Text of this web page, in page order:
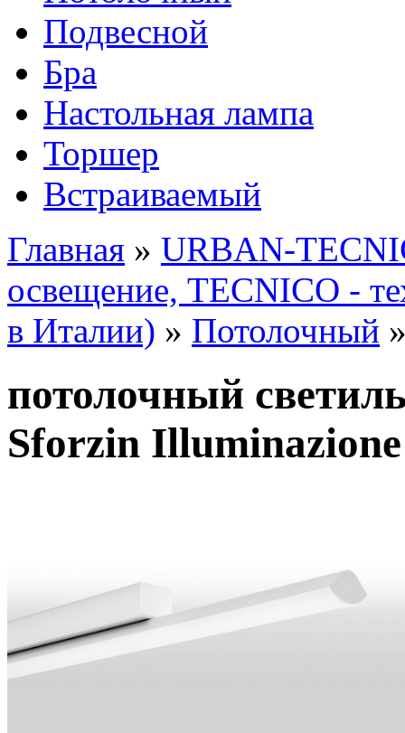
Подвесной
Бра
Настольная лампа
Торшер
Встраиваемый
Главная » URBAN-
освещение, TECNICO -
в Италии) » Потолочный
потолочный
Sforzin